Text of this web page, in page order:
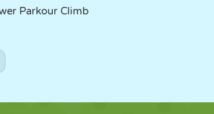
Parkour Climb